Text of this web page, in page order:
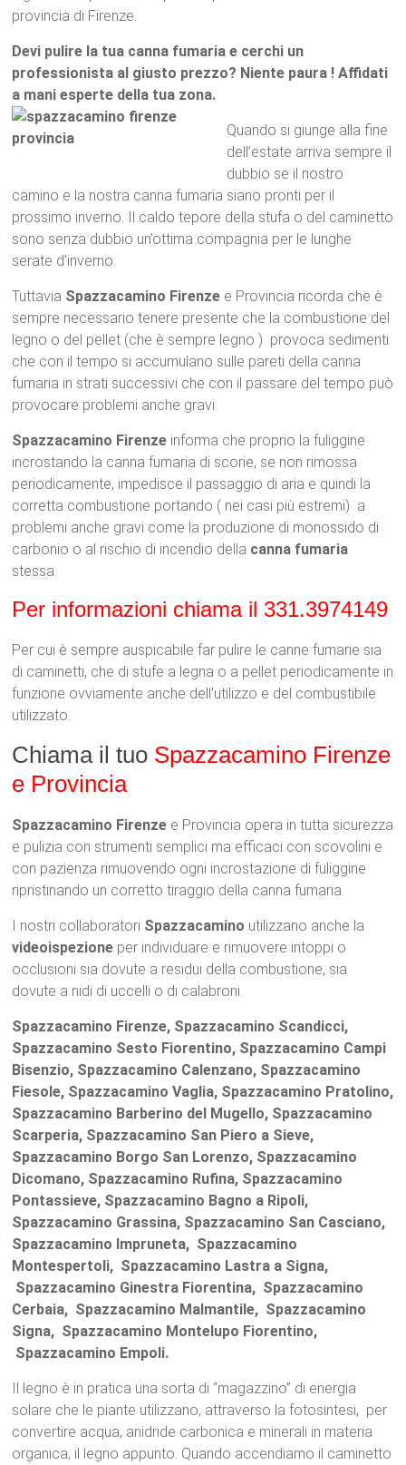
provincia di Firenze.
Devi pulire la tua canna fumaria e cerchi un
professionista al giusto prezzo? Niente paura ! Affidati
a mani esperte della tua zona.
Quando si giunge alla fine
dell’estate arriva sempre il
dubbio se il nostro
camino e la nostra canna fumaria siano pronti per il
prossimo inverno. Il caldo tepore della stufa o del caminetto
sono senza dubbio un’ottima compagnia per le lunghe
serate d’inverno.
Tuttavia Spazzacamino Firenze e Provincia ricorda che è
sempre necessario tenere presente che la combustione del
legno o del pellet (che è sempre legno ) provoca sedimenti
che con il tempo si accumulano sulle pareti della canna
fumaria in strati successivi che con il passare del tempo può
provocare problemi anche gravi.
Spazzacamino Firenze informa che proprio la fuliggine
incrostando la canna fumaria di scorie, se non rimossa
periodicamente, impedisce il passaggio di aria e quindi la
corretta combustione portando ( nei casi più estremi) a
problemi anche gravi come la produzione di monossido di
carbonio o al rischio di incendio della canna fumaria
stessa.
Per informazioni chiama il 331.3974149
Per cui è sempre auspicabile far pulire le canne fumarie sia
di caminetti, che di stufe a legna o a pellet periodicamente in
funzione ovviamente anche dell’utilizzo e del combustibile
utilizzato.
Chiama il tuo Spazzacamino Firenze
e Provincia
Spazzacamino Firenze e Provincia opera in tutta sicurezza
e pulizia con strumenti semplici ma efficaci con scovolini e
con pazienza rimuovendo ogni incrostazione di fuliggine
ripristinando un corretto tiraggio della canna fumaria.
I nostri collaboratori Spazzacamino utilizzano anche la
videoispezione per individuare e rimuovere intoppi o
occlusioni sia dovute a residui della combustione, sia
dovute a nidi di uccelli o di calabroni.
Spazzacamino Firenze, Spazzacamino Scandicci,
Spazzacamino Sesto Fiorentino, Spazzacamino Campi
Bisenzio, Spazzacamino Calenzano, Spazzacamino
Fiesole, Spazzacamino Vaglia, Spazzacamino Pratolino,
Spazzacamino Barberino del Mugello, Spazzacamino
Scarperia, Spazzacamino San Piero a Sieve,
Spazzacamino Borgo San Lorenzo, Spazzacamino
Dicomano, Spazzacamino Rufina, Spazzacamino
Pontassieve, Spazzacamino Bagno a Ripoli,
Spazzacamino Grassina, Spazzacamino San Casciano,
Spazzacamino Impruneta, Spazzacamino
Montespertoli, Spazzacamino Lastra a Signa,
Spazzacamino Ginestra Fiorentina, Spazzacamino
Cerbaia, Spazzacamino Malmantile, Spazzacamino
Signa, Spazzacamino Montelupo Fiorentino,
Spazzacamino Empoli.
Il legno è in pratica una sorta di “magazzino” di energia
solare che le piante utilizzano, attraverso la fotosintesi, per
convertire acqua, anidride carbonica e minerali in materia
organica, il legno appunto. Quando accendiamo il caminetto